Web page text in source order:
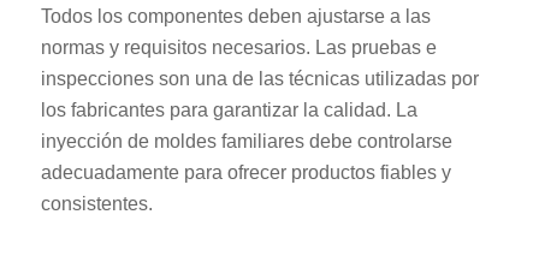
Todos los componentes deben ajustarse a las
normas y requisitos necesarios. Las pruebas e
inspecciones son una de las técnicas utilizadas por
los fabricantes para garantizar la calidad. La
inyección de moldes familiares debe controlarse
adecuadamente para ofrecer productos fiables y
consistentes.